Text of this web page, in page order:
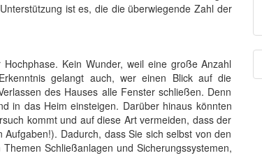
ist es, die die überwiegende Zahl der
Kein Wunder, weil eine große Anzahl
gelangt auch, wer einen Blick auf die
des Hauses alle Fenster schließen. Denn
in das Heim einsteigen. Darüber hinaus könnten
kommt und auf diese Art vermeiden, dass der
Dadurch, dass Sie sich selbst von den
Schließanlagen und Sicherungssystemen,